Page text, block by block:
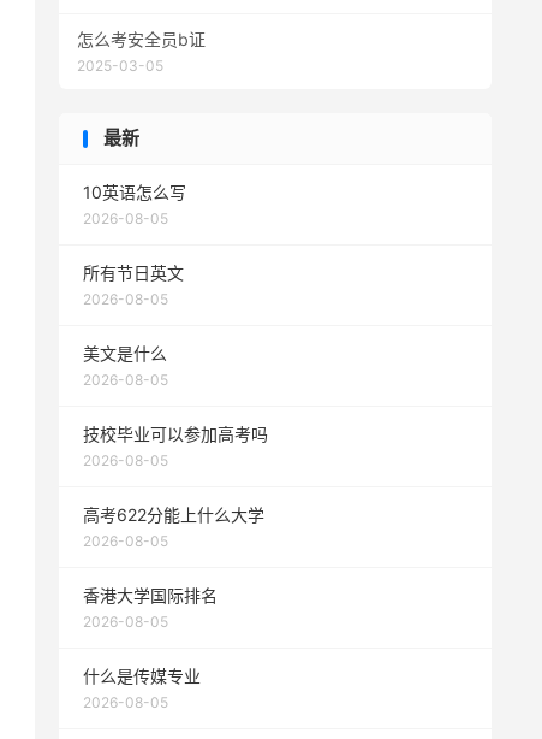
怎么考安全员b证
2025-03-05
最新
10英语怎么写
2026-08-05
所有节日英文
2026-08-05
美文是什么
2026-08-05
技校毕业可以参加高考吗
2026-08-05
高考622分能上什么大学
2026-08-05
香港大学国际排名
2026-08-05
什么是传媒专业
2026-08-05